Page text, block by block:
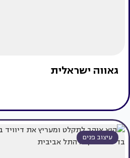
גאווה ישראלית
עיצוב פנים